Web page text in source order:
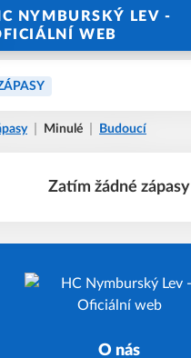
NYMBURSKÝ LEV -
WEB
Minulé Budoucí
Zatím žádné zápasy
O nás